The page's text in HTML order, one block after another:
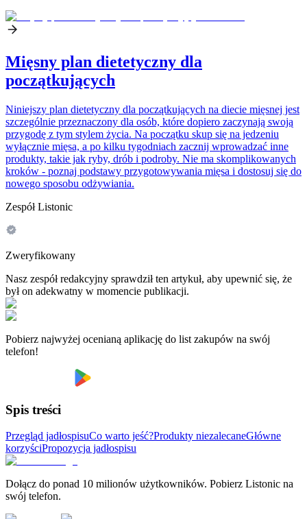
Mięsny plan dietetyczny dla
początkujących
Niniejszy plan dietetyczny dla początkujących na diecie mięsnej jest
szczególnie przeznaczony dla osób, które dopiero zaczynają swoją
przygodę z tym stylem życia. Na początku skup się na jedzeniu
wyłącznie mięsa, a po kilku tygodniach zacznij wprowadzać inne
produkty, takie jak ryby, drób i podroby. Nie ma skomplikowanych
kroków - poznaj podstawy przygotowywania mięsa i dostosuj się do
nowego sposobu odżywiania.
Zespół Listonic
Zweryfikowany
Nasz zespół redakcyjny sprawdził ten artykuł, aby upewnić się, że
był on adekwatny w momencie publikacji.
Pobierz najwyżej ocenianą aplikację do list zakupów na swój
telefon!
Spis treści
Przegląd jadłospisuCo warto jeść?Produkty niezalecaneGłówne
korzyściPropozycja jadłospisu
Dołącz do ponad 10 milionów użytkowników. Pobierz Listonic na
swój telefon.